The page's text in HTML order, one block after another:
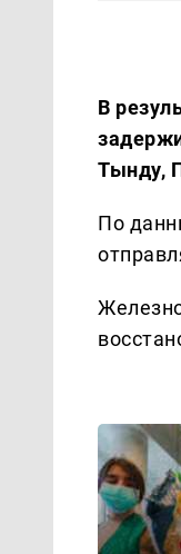
В
Тынду,
По